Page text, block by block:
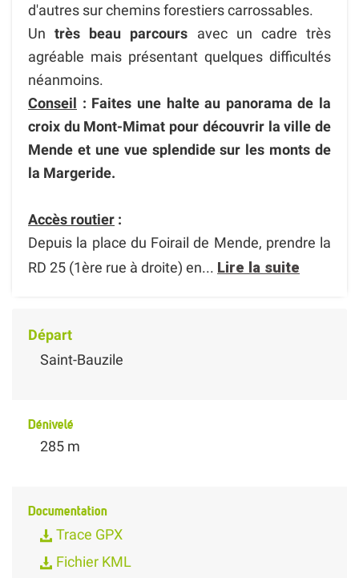
d'autres sur chemins forestiers carrossables.
Untrès beau parcours avec un cadre très
agréable mais présentant quelques difficultés
néanmoins.
Conseil : Faites une halte au panorama de la
croix du Mont-Mimat pour découvrir la ville de
Mende et une vue splendide sur les monts de
la Margeride.
Accès routier :
Depuis la place du Foirail de Mende, prendre la
RD 25 (1ère rue à droite) en... Lire la suite
Départ
Saint-Bauzile
Dénivelé
285 m
Documentation
Trace GPX
Fichier KML